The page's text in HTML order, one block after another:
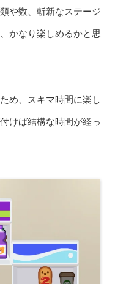
や数、斬新なステージ
かなり楽しめるかと思
め、スキマ時間に楽し
けば結構な時間が経っ